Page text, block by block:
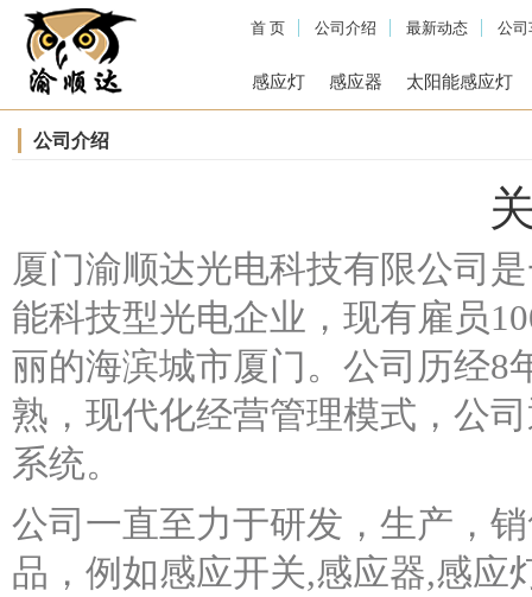
限公司
首 页 公司介绍 最新动态 公司
感应灯 感应器 太阳能感应灯
公司介绍
厦门渝顺达光电科技有限公司
能科技型光电企业，现有雇员
丽的海滨城市厦门。公司历经8
熟，现代化经营管理模式，公
系统。
公司一直至力于研发，生产，
品，例如感应开关,感应器,感应